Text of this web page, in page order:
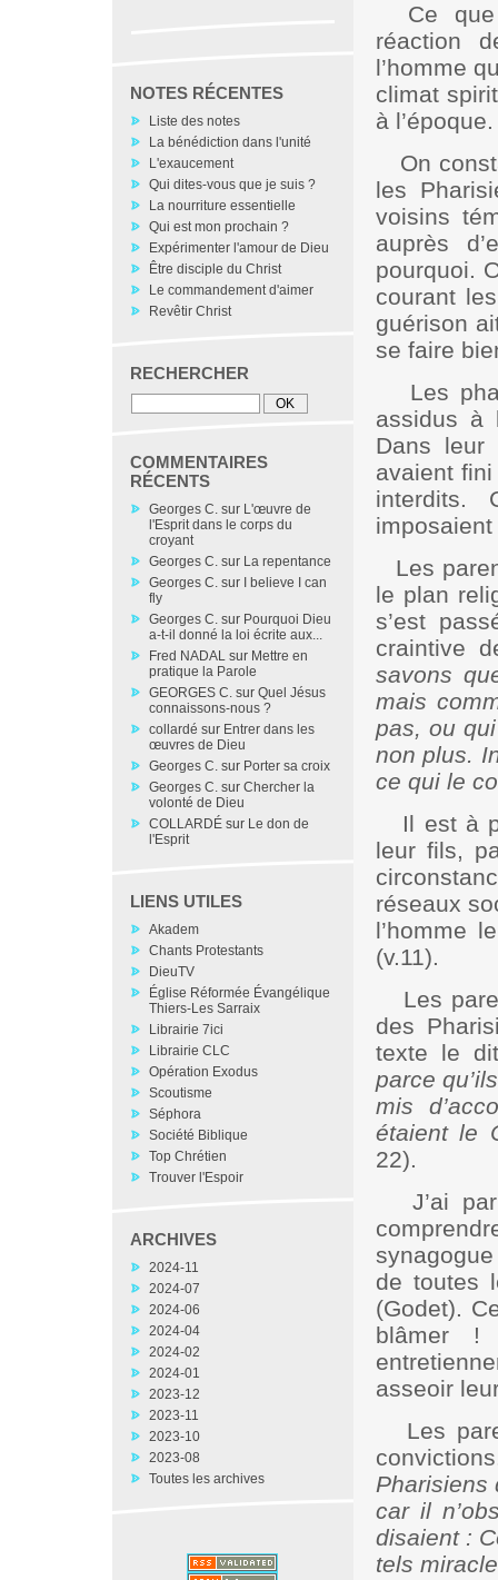
NOTES RÉCENTES
Liste des notes
La bénédiction dans l'unité
L'exaucement
Qui dites-vous que je suis ?
La nourriture essentielle
Qui est mon prochain ?
Expérimenter l'amour de Dieu
Être disciple du Christ
Le commandement d'aimer
Revêtir Christ
RECHERCHER
COMMENTAIRES
RÉCENTS
Georges C.sur L'œuvre de
l'Esprit dans le corps du
croyant
Georges C.sur La repentance
Georges C.sur
I believe I can
fly
Georges C.sur Pourquoi Dieu
a-t-il donné la loi écrite aux...
Fred NADALsur Mettre en
pratique la Parole
GEORGES C.sur Quel Jésus
connaissons-nous ?
collardé sur Entrer dans les
œuvres de Dieu
Georges C.sur Porter sa croix
Georges C.sur Chercher la
volonté de Dieu
COLLARDÉsur Le don de
l'Esprit
LIENS UTILES
Akadem
Chants Protestants
DieuTV
Église Réformée Évangélique
Thiers-Les Sarraix
Librairie 7ici
Librairie CLC
Opération Exodus
Scoutisme
Séphora
Société Biblique
Top Chrétien
Trouver l'Espoir
ARCHIVES
2024-11
2024-07
2024-06
2024-04
2024-02
2024-01
2023-12
2023-11
2023-10
2023-08
Toutes les archives
Ce
réaction
l’homme
climat
à l’époque.
On
les
voisins
auprès
pourquoi.
courant
guérison
se faire
Les
assidus à
Dans leur
avaient
interdits.
imposaient
Les
le plan
s’est
craintive
savons
mais
pas, ou
non plus.
ce qui le
Il est à
leur fils,
réseaux
l’homme
(v.11).
Les
des
texte le
parce
mis
étaient le
22).
J’ai
de toutes
(Godet).
blâmer !
asseoir
Les
Pharisiens
car il
disaient :
tels